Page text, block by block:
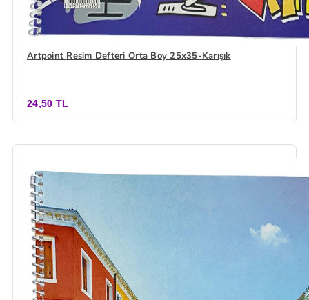
Artpoint Resim Defteri Orta Boy 25x35-Karışık
24,50 TL